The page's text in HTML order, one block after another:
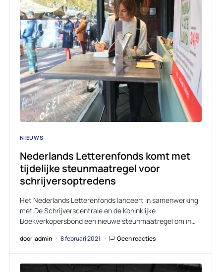
NIEUWS
Nederlands Letterenfonds komt met
tijdelijke steunmaatregel voor
schrijversoptredens
Het Nederlands Letterenfonds lanceert in samenwerking
met De Schrijverscentrale en de Koninklijke
Boekverkopersbond een nieuwe steunmaatregel om in…
door admin 8 februari 2021 Geen reacties